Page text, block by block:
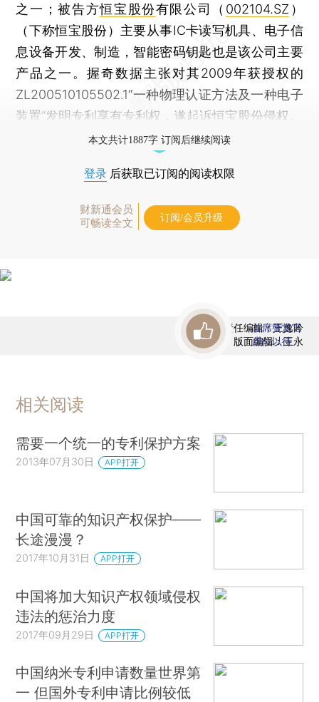
之一；被告方恒宝股份有限公司（ 002104.SZ ）
（下称恒宝股份）主要从事IC卡读写机具、电子信
息设备开发、制造，智能密码钥匙也是该公司主要
产品之一。握奇数据主张对其2009年获授权的
ZL200510105502.1“一种物理认证方法及一种电子
装置”发明专利享有专利权，遂起诉恒宝股份侵权。
本文共计1887字 订阅后继续阅读
登录 后获取已订阅的阅读权限
财新通会员
可畅读全文
订阅/会员升级
责任编辑：王逸吟
版面编辑：王永
首席赞赏官
虚位以待
相关阅读
需要一个统一的专利保护方案
2013年07月30日 APP打开
中国可靠的知识产权保护——
长途漫漫？
2017年10月31日 APP打开
中国将加大知识产权领域侵权
违法的惩治力度
2017年09月29日 APP打开
中国纳米专利申请数量世界第
一 但国外专利申请比例较低